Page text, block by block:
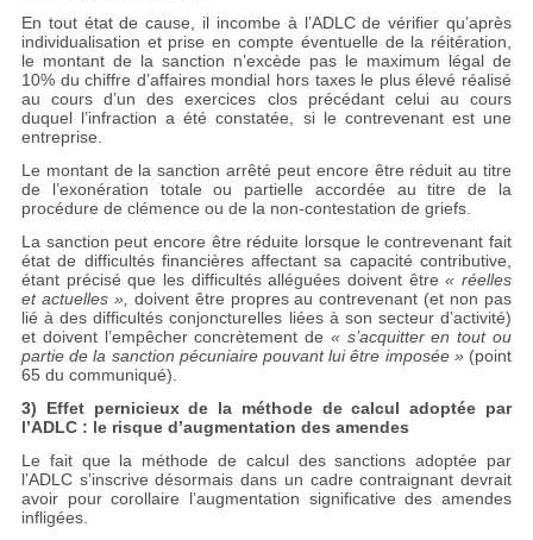
En tout état de cause, il incombe à l’ADLC de vérifier qu’après
individualisation et prise en compte éventuelle de la réitération,
le montant de la sanction n’excède pas le maximum légal de
10% du chiffre d’affaires mondial hors taxes le plus élevé réalisé
au cours d’un des exercices clos précédant celui au cours
duquel l’infraction a été constatée, si le contrevenant est une
entreprise.
Le montant de la sanction arrêté peut encore être réduit au titre
de l’exonération totale ou partielle accordée au titre de la
procédure de clémence ou de la non-contestation de griefs.
La sanction peut encore être réduite lorsque le contrevenant fait
état de difficultés financières affectant sa capacité contributive,
étant précisé que les difficultés alléguées doivent être« réelles
et actuelles », doivent être propres au contrevenant (et non pas
lié à des difficultés conjoncturelles liées à son secteur d’activité)
et doivent l’empêcher concrètement de « s’acquitter en tout ou
partie de la sanction pécuniaire pouvant lui être imposée »(point
65 du communiqué).
3) Effet pernicieux de la méthode de calcul adoptée par
l’ADLC : le risque d’augmentation des amendes
Le fait que la méthode de calcul des sanctions adoptée par
l’ADLC s’inscrive désormais dans un cadre contraignant devrait
avoir pour corollaire l’augmentation significative des amendes
infligées.